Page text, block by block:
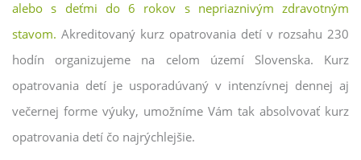
alebo s deťmi do 6 rokov s nepriaznivým zdravotným
stavom. Akreditovaný kurz opatrovania detí v rozsahu 230
hodín organizujeme na celom území Slovenska. Kurz
opatrovania detí je usporadúvaný v intenzívnej dennej aj
večernej forme výuky, umožníme Vám tak absolvovať kurz
opatrovania detí čo najrýchlejšie.